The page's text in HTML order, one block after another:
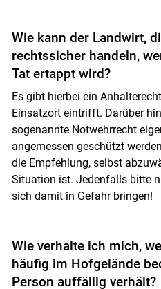
Wie kann der Landwirt,
rechtssicher handeln,
Tat ertappt wird?
Es gibt hierbei ein
Einsatzort eintrifft. Darüber
sogenannte Notwehrrecht
angemessen geschützt
die Empfehlung, selbst
Situation ist. Jedenfalls bitte
sich damit in Gefahr bringen!
Wie verhalte ich mich,
häufig im Hofgelände
Person auffällig verhält?